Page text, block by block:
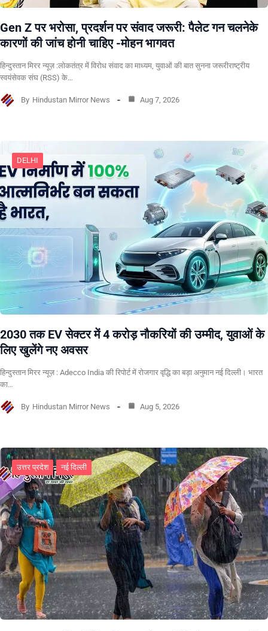
Gen Z पर भरोसा, प्रदर्शन पर संवाद जरूरी: पैलेट गन चलनेके
कारणों की जांच होनी चाहिए -मोहन भागवत
हिन्दुस्तान मिरर न्यूज़ :लोकतंत्र में विरोध संवाद का माध्यम, युवाओं की बात सुनना जरूरीराष्ट्रीय
स्वयंसेवक संघ (RSS) के…
By Hindustan Mirror News Aug 7, 2026
DELHI
2030 तक EV सेक्टर में 4 करोड़ नौकरियों की उम्मीद, युवाओं के
लिए खुलेंगे नए अवसर
हिन्दुस्तान मिरर न्यूज़ : Adecco India की रिपोर्ट में रोजगार वृद्धि का बड़ा अनुमान नई दिल्ली। भारत
का…
By Hindustan Mirror News Aug 5, 2026
उत्तर प्रदेश नई दिल्ली